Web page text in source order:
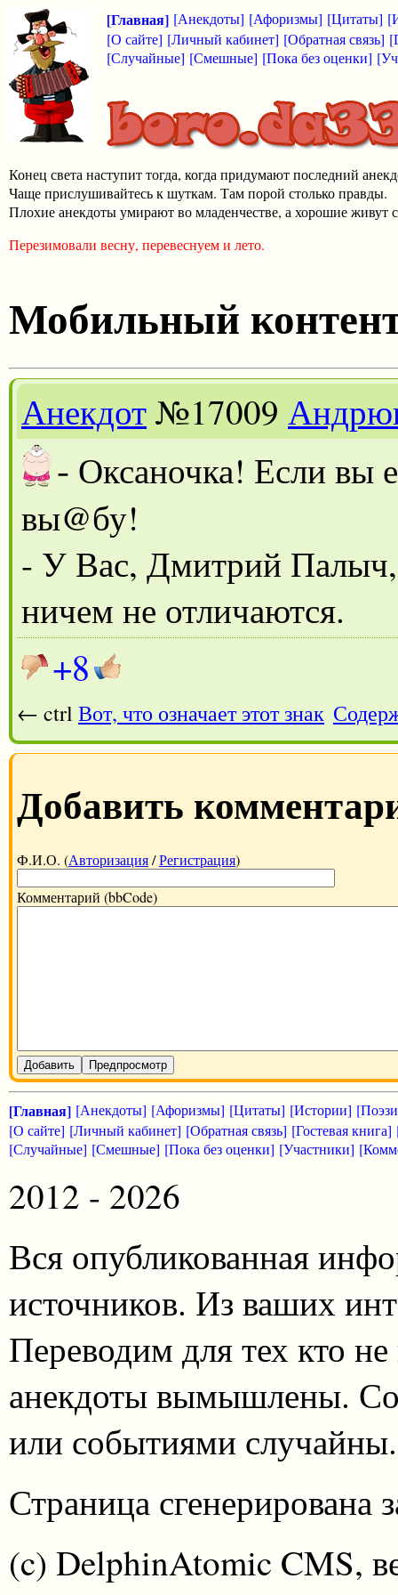
[Главная] [Анекдоты] [Афоризмы] [Цитаты]
[О сайте] [Личный кабинет] [Обратная связь]
[Случайные] [Смешные] [Пока без оценки]
Конец света наступит тогда, когда придумают последний
Чаще прислушивайтесь к шуткам. Там порой столько правды.
Плохие анекдоты умирают во младенчестве, а хорошие живут
Перезимовали весну, перевеснуем и лето.
Мобильный
Анекдот№17009
- Оксаночка! Если вы
вы@бу!
- У Вас, Дмитрий Палыч,
ничем не отличаются.
+8
← ctrl Вот, что означает этот знак
Добавить
Ф.И.О. (Авторизация/Регистрация)
Комментарий (bbCode)
Добавить Предпросмотр
[Главная] [Анекдоты] [Афоризмы] [Цитаты] [Истории]
[О сайте] [Личный кабинет] [Обратная связь] [Гостевая книга]
[Случайные] [Смешные] [Пока без оценки] [Участники]
2012 - 2026
Вся опубликованная
источников. Из ваших
Переводим для тех кто
анекдоты вымышлены.
или событиями случайны.
Страница сгенерирована
(c) DelphinAtomic CMS,